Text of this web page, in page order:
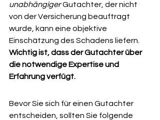
unabhängiger Gutachter, der nicht
von der Versicherung beauftragt
wurde, kann eine objektive
Einschätzung des Schadens liefern.
Wichtig ist, dass der Gutachter über
die notwendige Expertise und
Erfahrung verfügt.
Bevor Sie sich für einen Gutachter
entscheiden, sollten Sie folgende